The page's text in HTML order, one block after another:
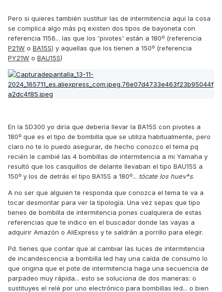
Pero si quieres también sustituir las de intermitencia aquí la cosa
se complica algo más pq existen dos tipos de bayoneta con
referencia 1156... las que los 'pivotes' están a 180º (referencia
P21W o BA15S) y aquellas que los tienen a 150º (referencia
PY21W o BAU15S)
En la SD300 yo diría que debería llevar la BA15S con pivotes a
180º que es el tipo de bombilla que se utiliza habitualmente, pero
claro no te lo puedo asegurar, de hecho conozco el tema pq
recién le cambié las 4 bombillas de intermitencia a mi Yamaha y
resultó que los casquillos de delante llevaban el tipo BAU15S a
150º y los de detrás el tipo BA15S a 180º... tócate los huev*s.
A no ser que alguien te responda que conozca el tema te va a
tocar desmontar para ver la tipología. Una vez sepas que tipo
tienes de bombilla de intermitencia pones cualquiera de estas
referencias que te indico en el buscador donde las vayas a
adquirir Amazón o AliExpress y te saldrán a porrillo para elegir.
Pd. tienes que contar que al cambiar las luces de intermitencia
de incandescencia a bombilla led hay una caída de consumo lo
que origina que el pote de intermitencia haga una secuencia de
parpadeo muy rápida... esto se soluciona de dos maneras: o
sustituyes el relé por uno electrónico para bombillas led... o bien